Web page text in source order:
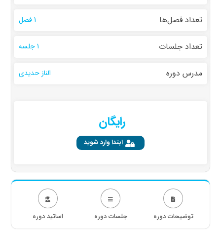
تعداد فصل‌ها 1 فصل
تعداد جلسات 1 جلسه
مدرس دوره الناز حدیدی
رایگان
ابتدا وارد شوید
توضیحات دوره جلسات دوره اساتید دوره